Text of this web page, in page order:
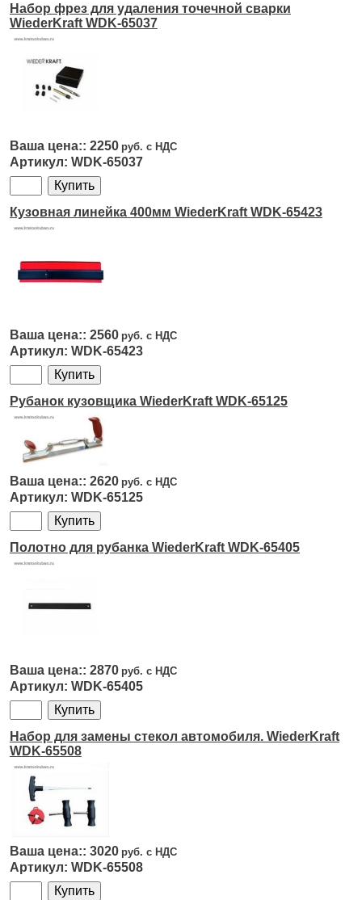
Набор фрез для удаления точечной сварки
WiederKraft WDK-65037
2250
WDK-65037
Кузовная линейка 400мм WiederKraft WDK-65423
2560
WDK-65423
Рубанок кузовщика WiederKraft WDK-65125
2620
WDK-65125
Полотно для рубанка WiederKraft WDK-65405
2870
WDK-65405
Набор для замены стекол автомобиля. WiederKraft
WDK-65508
3020
WDK-65508